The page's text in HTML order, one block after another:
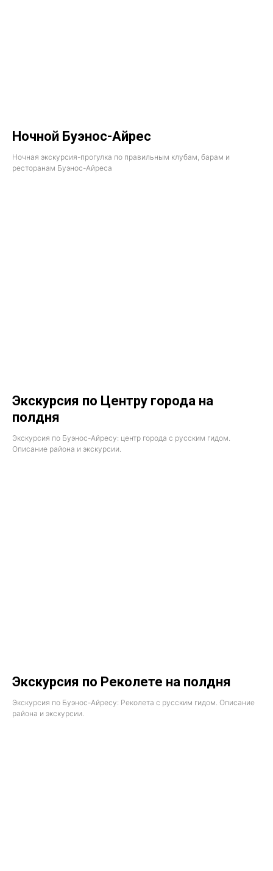
Ночной Буэнос-Айрес
Ночная экскурсия-прогулка по правильным клубам, барам и
ресторанам Буэнос-Айреса
Экскурсия по Центру города на
полдня
Экскурсия по Буэнос-Айресу: центр города с русским гидом.
Описание района и экскурсии.
Экскурсия по Реколете на полдня
Экскурсия по Буэнос-Айресу: Реколета с русским гидом. Описание
района и экскурсии.